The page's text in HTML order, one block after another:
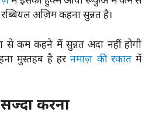
अज़िम कहना सुन्नत है।
से कम कहने में सुन्नत अदा नहीं होगी
मुस्तहब है हरनमाज़ की रकातमें
करना